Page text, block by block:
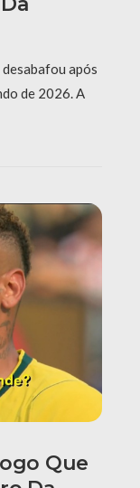
após
de 2026. A
Que